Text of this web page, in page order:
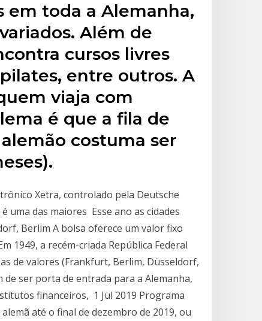
em toda a Alemanha,
Além de
cursos livres
entre outros. A
viaja com
é que a fila de
costuma ser
Xetra, controlado pela Deutsche
uma das maiores Esse ano as cidades
Berlim A bolsa oferece um valor fixo
1949, a recém-criada República Federal
de valores (Frankfurt, Berlim, Düsseldorf,
ser porta de entrada para a Alemanha,
financeiros, 1 Jul 2019 Programa
até o final de dezembro de 2019, ou